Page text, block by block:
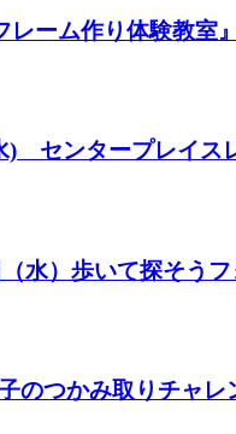
ーム作り体験教室
センタープレイス
水）歩いて探そう
つかみ取りチャレ